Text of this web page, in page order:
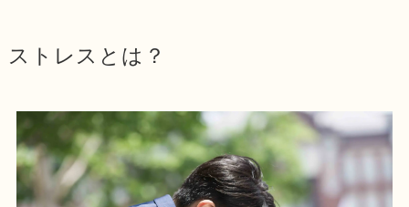
ストレスとは？